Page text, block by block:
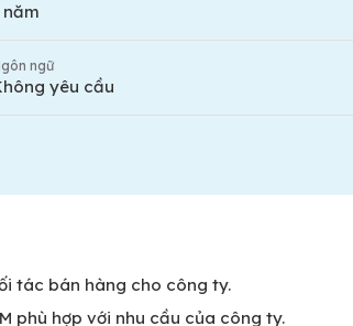
năm
ngữ
yêu cầu
tác bán hàng cho công ty.
phù hợp với nhu cầu của công ty.